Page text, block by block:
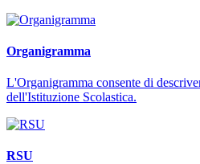
Organigramma
L'Organigramma consente di
dell'Istituzione Scolastica.
RSU